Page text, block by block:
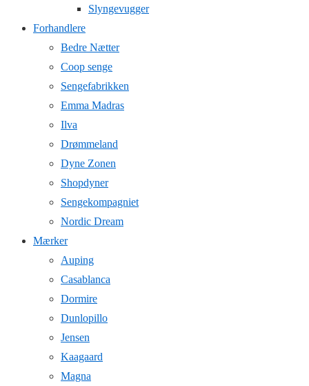
Slyngevugger
Forhandlere
Bedre Nætter
Coop senge
Sengefabrikken
Emma Madras
Ilva
Drømmeland
Dyne Zonen
Shopdyner
Sengekompagniet
Nordic Dream
Mærker
Auping
Casablanca
Dormire
Dunlopillo
Jensen
Kaagaard
Magna